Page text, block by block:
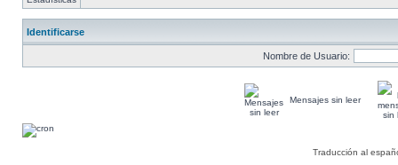
Identificarse
Nombre de Usuario:
Mensajes sin leer
Traducción al